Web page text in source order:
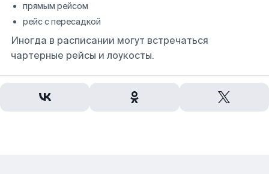
прямым рейсом
рейс с пересадкой
Иногда в расписании могут встречаться
чартерные рейсы и лоукосты.